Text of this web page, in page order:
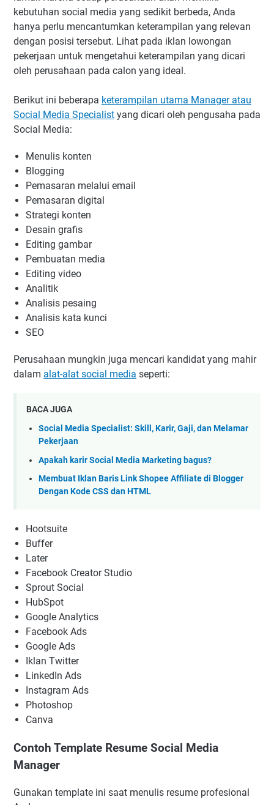
kebutuhan social media yang sedikit berbeda, Anda
hanya perlu mencantumkan keterampilan yang relevan
dengan posisi tersebut. Lihat pada iklan lowongan
pekerjaan untuk mengetahui keterampilan yang dicari
oleh perusahaan pada calon yang ideal.
Berikut ini beberapa keterampilan utama Manager atau
Social Media Specialist yang dicari oleh pengusaha pada
Social Media:
Menulis konten
Blogging
Pemasaran melalui email
Pemasaran digital
Strategi konten
Desain grafis
Editing gambar
Pembuatan media
Editing video
Analitik
Analisis pesaing
Analisis kata kunci
SEO
Perusahaan mungkin juga mencari kandidat yang mahir
dalam alat-alat social media seperti:
BACA JUGA
Social Media Specialist: Skill, Karir, Gaji, dan Melamar
Pekerjaan
Apakah karir Social Media Marketing bagus?
Membuat Iklan Baris Link Shopee Affiliate di Blogger
Dengan Kode CSS dan HTML
Hootsuite
Buffer
Later
Facebook Creator Studio
Sprout Social
HubSpot
Google Analytics
Facebook Ads
Google Ads
Iklan Twitter
LinkedIn Ads
Instagram Ads
Photoshop
Canva
Contoh Template Resume Social Media
Manager
Gunakan template ini saat menulis resume profesional